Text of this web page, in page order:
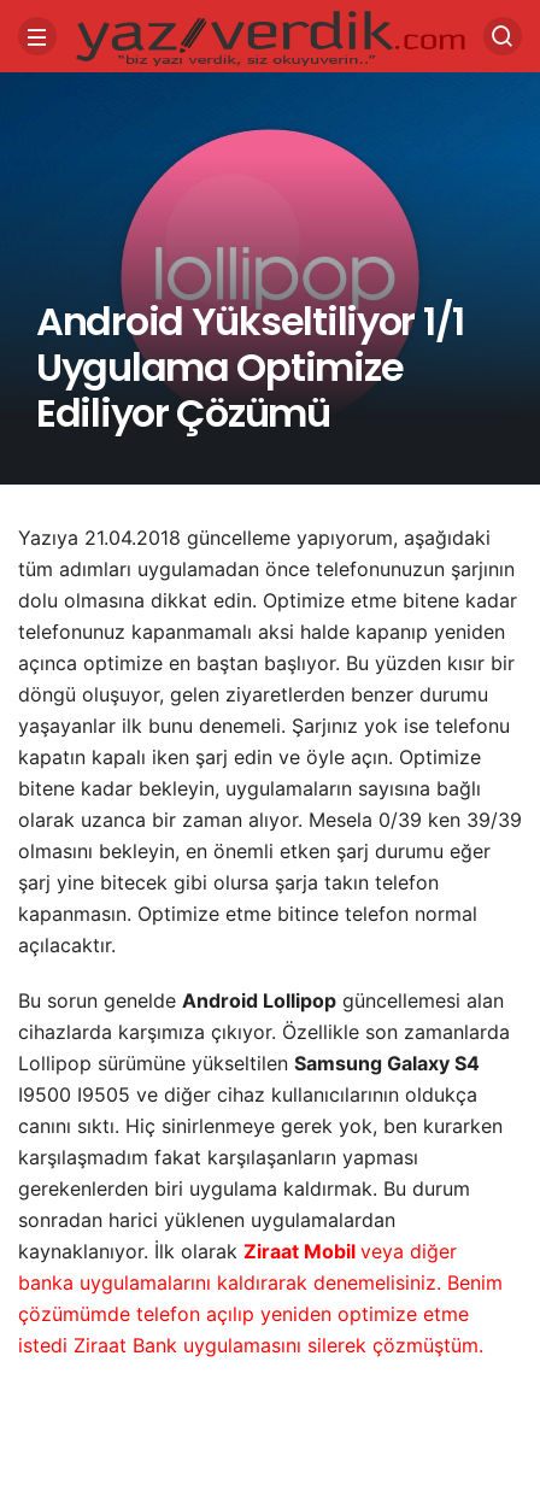
Android Yükseltiliyor 1/1
Uygulama Optimize
Ediliyor Çözümü
Yazıya 21.04.2018 güncelleme yapıyorum, aşağıdaki
tüm adımları uygulamadan önce telefonunuzun şarjının
dolu olmasına dikkat edin. Optimize etme bitene kadar
telefonunuz kapanmamalı aksi halde kapanıp yeniden
açınca optimize en baştan başlıyor. Bu yüzden kısır bir
döngü oluşuyor, gelen ziyaretlerden benzer durumu
yaşayanlar ilk bunu denemeli. Şarjınız yok ise telefonu
kapatın kapalı iken şarj edin ve öyle açın. Optimize
bitene kadar bekleyin, uygulamaların sayısına bağlı
olarak uzanca bir zaman alıyor. Mesela 0/39 ken 39/39
olmasını bekleyin, en önemli etken şarj durumu eğer
şarj yine bitecek gibi olursa şarja takın telefon
kapanmasın. Optimize etme bitince telefon normal
açılacaktır.
Bu sorun genelde Android Lollipop güncellemesi alan
cihazlarda karşımıza çıkıyor. Özellikle son zamanlarda
Lollipop sürümüne yükseltilen Samsung Galaxy S4
I9500 I9505 ve diğer cihaz kullanıcılarının oldukça
canını sıktı. Hiç sinirlenmeye gerek yok, ben kurarken
karşılaşmadım fakat karşılaşanların yapması
gerekenlerden biri uygulama kaldırmak. Bu durum
sonradan harici yüklenen uygulamalardan
kaynaklanıyor. İlk olarak Ziraat Mobil veya diğer
banka uygulamalarını kaldırarak denemelisiniz. Benim
çözümümde telefon açılıp yeniden optimize etme
istedi Ziraat Bank uygulamasını silerek çözmüştüm.